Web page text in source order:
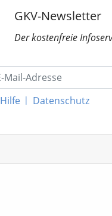
GKV-Newsletter
Der kostenfreie
Hilfe | Datenschutz